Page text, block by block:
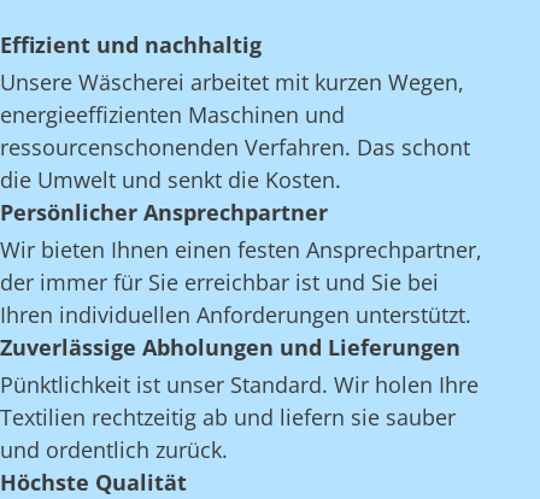
Effizient und nachhaltig
Unsere Wäscherei arbeitet mit kurzen Wegen,
energieeffizienten Maschinen und
ressourcenschonenden Verfahren. Das schont
die Umwelt und senkt die Kosten.
Persönlicher Ansprechpartner
Wir bieten Ihnen einen festen Ansprechpartner,
der immer für Sie erreichbar ist und Sie bei
Ihren individuellen Anforderungen unterstützt.
Zuverlässige Abholungen und Lieferungen
Pünktlichkeit ist unser Standard. Wir holen Ihre
Textilien rechtzeitig ab und liefern sie sauber
und ordentlich zurück.
Höchste Qualität